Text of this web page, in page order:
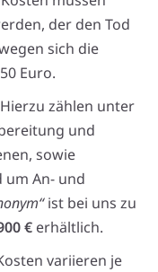
der den Tod
sich die
Euro.
Hierzu zählen unter
und
sowie
An- und
ist bei uns zu
€ erhältlich.
variieren je